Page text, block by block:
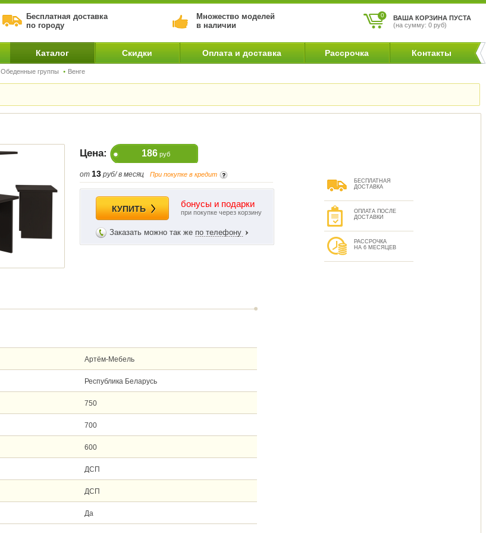
0
ВАША КОРЗИНА ПУСТА
(на сумму: 0 руб)
Бесплатная доставка
по городу
Множество моделей
в наличии
Каталог Скидки Оплата и доставка Рассрочка Контакты
Обеденные группы Венге
Цена: 186руб
от 13 руб/ в месяц При покупке в кредит
КУПИТЬ бонусы и подарки
при покупке через корзину
Заказать можно так же по телефону
БЕСПЛАТНАЯ
ДОСТАВКА
ОПЛАТА ПОСЛЕ
ДОСТАВКИ
РАССРОЧКА
НА 6 МЕСЯЦЕВ
Артём-Мебель
Республика Беларусь
750
700
600
ДСП
ДСП
Да